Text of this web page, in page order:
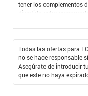
tener los complementos
divertido estar
número uno, y por eso
pusimos una tarea en
nuestras motocicletas y
como verdaderos
sábado en la mañana
mencionó elCódigo
Todas las ofertas para
no se hace responsable
Asegúrate de introducir
que este no haya